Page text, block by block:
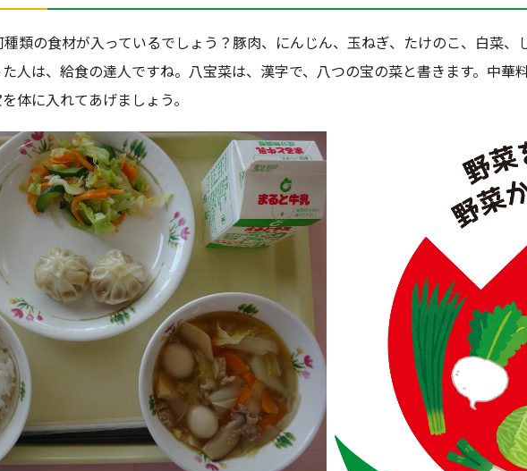
類の食材が入っているでしょう？豚肉、にんじん、玉ねぎ、たけのこ、白菜
人は、給食の達人ですね。八宝菜は、漢字で、八つの宝の菜と書きます。中華
体に入れてあげましょう。